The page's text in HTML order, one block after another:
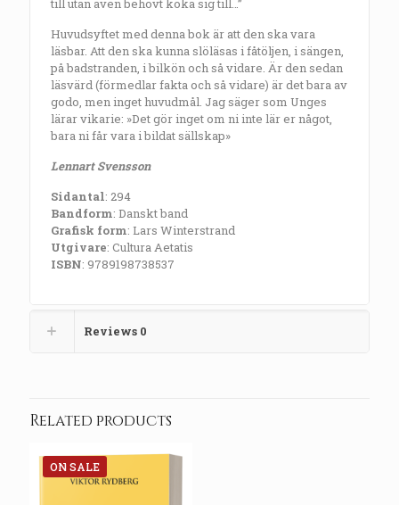
till utan även behövt koka sig till…”
Huvudsyftet med denna bok är att den ska vara
läsbar. Att den ska kunna slöläsas i fåtöljen, i sängen,
på badstranden, i bilkön och så vidare. Är den sedan
läsvärd (förmedlar fakta och så vidare) är det bara av
godo, men inget huvudmål. Jag säger som Unges
lärar vikarie: »Det gör inget om ni inte lär er något,
bara ni får vara i bildat sällskap»
Lennart Svensson
Sidantal: 294
Bandform: Danskt band
Grafisk form: Lars Winterstrand
Utgivare: Cultura Aetatis
ISBN: 9789198738537
Reviews 0
Related products
ON SALE